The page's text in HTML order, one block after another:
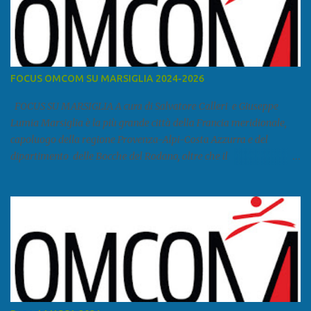
FOCUS OMCOM SU MARSIGLIA 2024-2026
FOCUS SU MARSIGLIA A cura di Salvatore Calleri e Giuseppe
Lumia Marsiglia è la più grande città della Francia meridionale,
capoluogo della regione Provenza-Alpi-Costa Azzurra e del
dipartimento delle Bocche del Rodano, oltre che il
come area metropolitana. Studiare quanto succede a Marsiglia è
molto importante per la geopolitica narcomafiosa perché
Marsiglia ha il porto in asse con la Corsica, Genova, Livorno e
Napoli e le banlieu gemellate con le periferie milanesi. Secondo il
rapporto della DCSA è uno dei principali scali del narcotraffico dal
sudamerica, in particolare Ecuador e Cile. Marsiglia è una città
multietnica, con un 40 per cento di islamici e nonostante questo e